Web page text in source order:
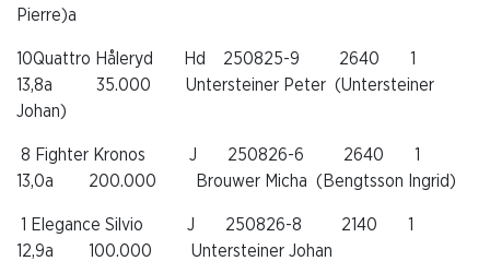
Pierre)a
10Quattro Håleryd Hd 250825-9 2640
1
13,8a
35.000 Untersteiner Peter (Untersteiner
Johan)
8 Fighter Kronos J 250826-6 2640
1
13,0a
200.000 Brouwer Micha (Bengtsson Ingrid)
1 Elegance Silvio J 250826-8 2140
1
12,9a
100.000 Untersteiner Johan